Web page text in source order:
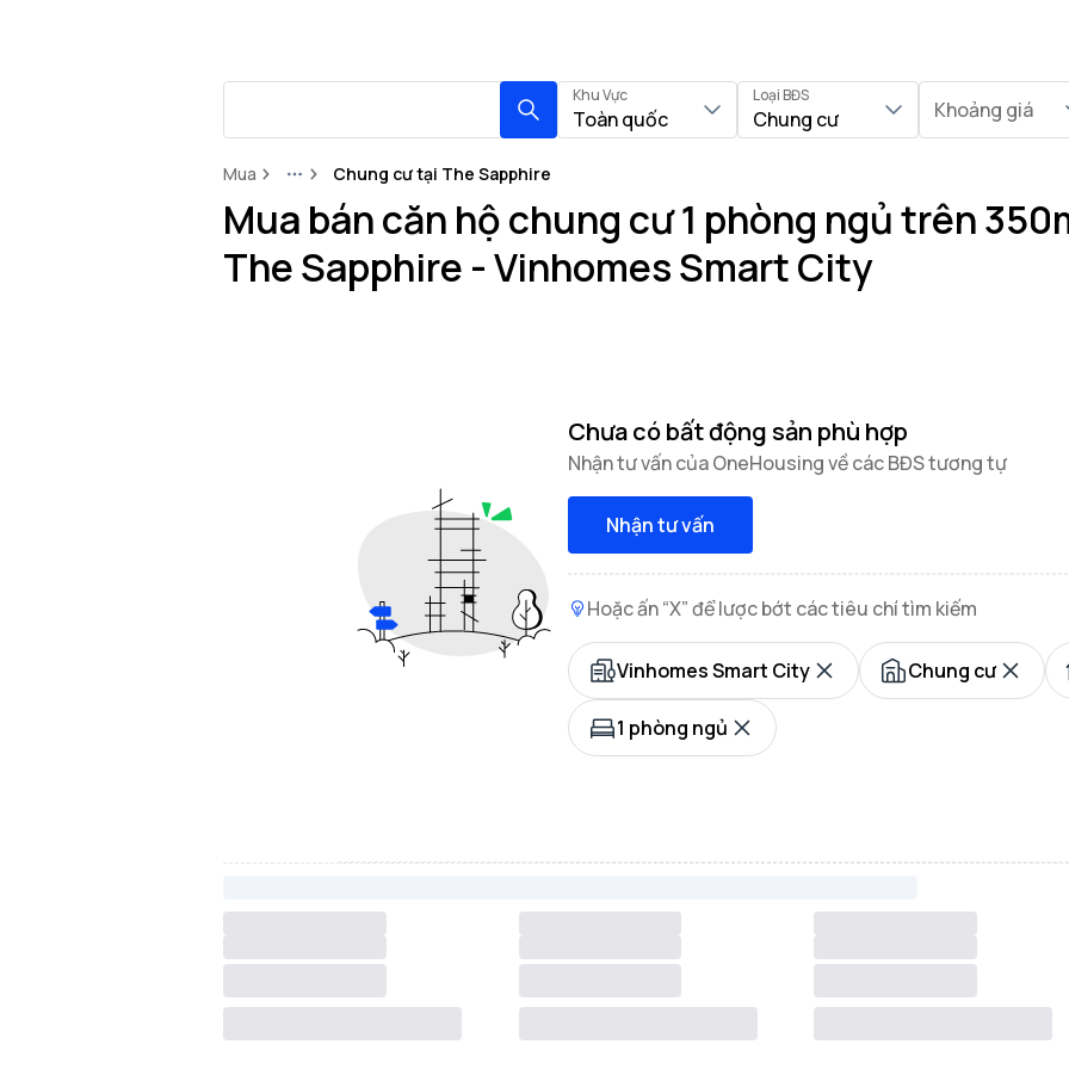
Khu Vực
Toàn quốc
Loại BĐS
Chung cư Khoảng giá
Mua MoreChung cư tại The Sapphire
Mua bán căn hộ chung cư 1 phòng ngủ trên
The Sapphire - Vinhomes Smart City
Chưa có bất động sản phù hợp
Nhận tư vấn của OneHousing về các BĐS tương tự
Nhận tư vấn
Hoặc ấn “X” để lược bớt các tiêu chí tìm kiếm
Vinhomes Smart City Chung cư
1 phòng ngủ